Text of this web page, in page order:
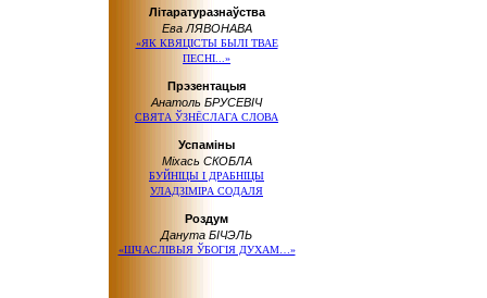
Літаратуразнаўства
Ева ЛЯВОНАВА
«ЯК КВЯЦІСТЫ БЫЛІ ТВАЕ
ПЕСНІ...»
Прэзентацыя
Анатоль БРУСЕВІЧ
СВЯТА ЎЗНЁСЛАГА СЛОВА
Успаміны
Міхась СКОБЛА
БУЙНІЦЫ І ДРАБНІЦЫ
УЛАДЗІМІРА СОДАЛЯ
Роздум
Данута БІЧЭЛЬ
«ШЧАСЛІВЫЯ ЎБОГІЯ ДУХАМ…»